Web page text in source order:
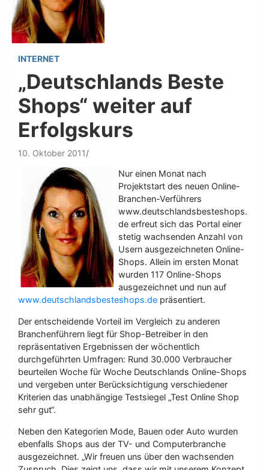
INTERNET
„Deutschlands Beste
Shops“ weiter auf
Erfolgskurs
10. Oktober 2011
Nur einen Monat nach
Projektstart des neuen Online-
Branchen-Verführers
www.deutschlandsbesteshops.
de erfreut sich das Portal einer
stetig wachsenden Anzahl von
Usern ausgezeichneten Online-
Shops. Allein im ersten Monat
wurden 117 Online-Shops
ausgezeichnet und nun auf
www.deutschlandsbesteshops.de präsentiert.
Der entscheidende Vorteil im Vergleich zu anderen
Branchenführern liegt für Shop-Betreiber in den
repräsentativen Ergebnissen der wöchentlich
durchgeführten Umfragen: Rund 30.000 Verbraucher
beurteilen Woche für Woche Deutschlands Online-Shops
und vergeben unter Berücksichtigung verschiedener
Kriterien das unabhängige Testsiegel „Test Online Shop
sehr gut“.
Neben den Kategorien Mode, Bauen oder Auto wurden
ebenfalls Shops aus der TV- und Computerbranche
ausgezeichnet. „Wir freuen uns über den wachsenden